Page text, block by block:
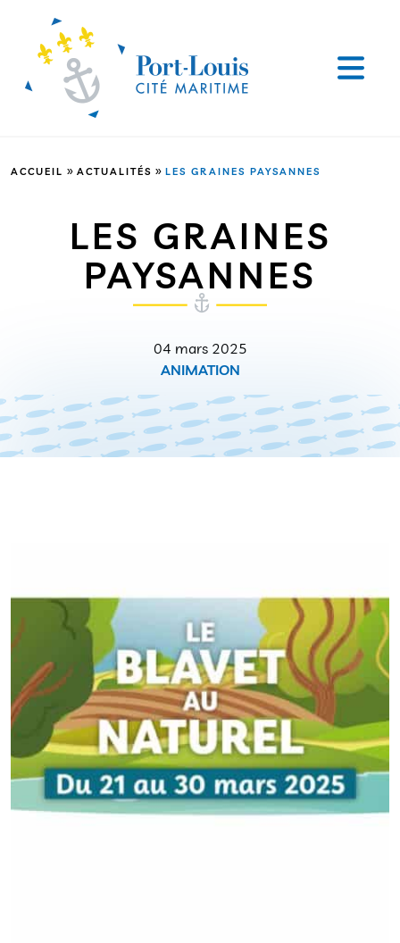
ACCUEIL » ACTUALITÉS » LES GRAINES PAYSANNES
LES GRAINES
PAYSANNES
04 mars 2025
ANIMATION